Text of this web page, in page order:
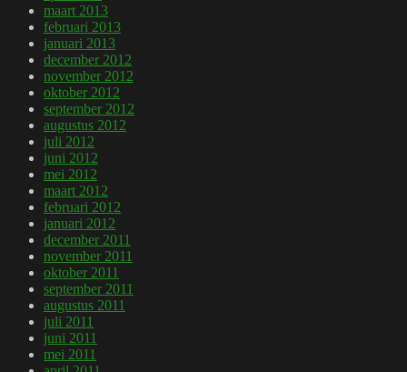
maart 2013
februari 2013
januari 2013
december 2012
november 2012
oktober 2012
september 2012
augustus 2012
juli 2012
juni 2012
mei 2012
maart 2012
februari 2012
januari 2012
december 2011
november 2011
oktober 2011
september 2011
augustus 2011
juli 2011
juni 2011
mei 2011